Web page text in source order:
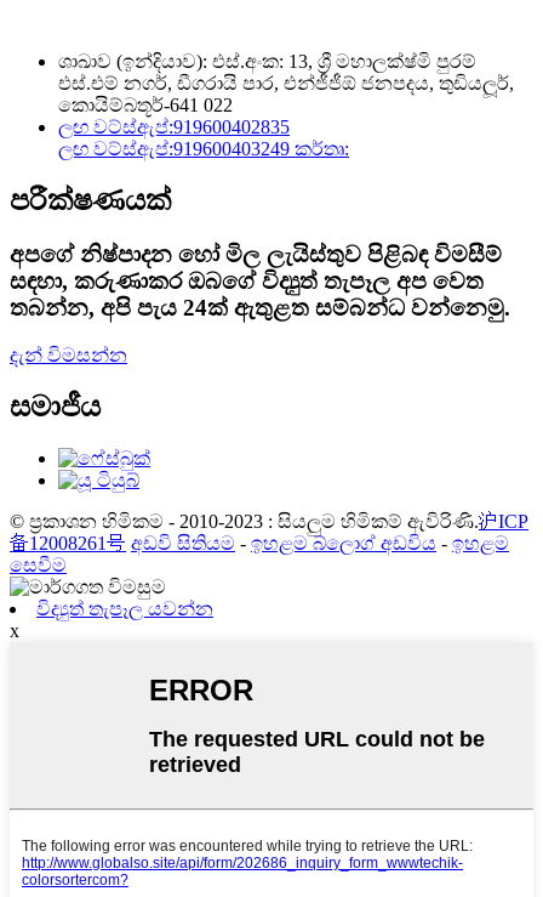
ශාඛාව (ඉන්දියාව): එස්.අංක: 13, ශ්‍රී මහාලක්ෂ්මි පුරම්
එස්.එම් නගර්, ඩීගරායි පාර, එන්ජීජීඕ ජනපදය, තුඩියලූර්,
කොයිම්බතූර්-641 022
ලඟ වට්ස්ඇප්:919600402835
ලඟ වට්ස්ඇප්:919600403249 කර්තෘ:
පරීක්ෂණයක්
අපගේ නිෂ්පාදන හෝ මිල ලැයිස්තුව පිළිබඳ විමසීම්
සඳහා, කරුණාකර ඔබගේ විද්‍යුත් තැපෑල අප වෙත
තබන්න, අපි පැය 24ක් ඇතුළත සම්බන්ධ වන්නෙමු.
දැන් විමසන්න
සමාජීය
© ප්‍රකාශන හිමිකම - 2010-2023 : සියලුම හිමිකම් ඇවිරිණි.沪ICP
备12008261号 අඩවි සිතියම - ඉහළම බ්ලොග් අඩවිය - ඉහළම
සෙවීම
විද්‍යුත් තැපෑල යවන්න
x